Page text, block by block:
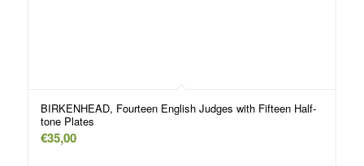
BIRKENHEAD, Fourteen English Judges with Fifteen Half-
tone Plates
€35,00